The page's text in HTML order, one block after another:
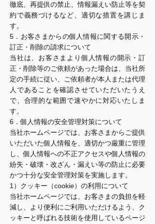
徹底、再提供の禁止、情報漏えい防止等を契
約で義務づけるなど、適切な措置を講じま
す。
5．お客さまからの個人情報に関する開示・
訂正・削除の請求について
当社は、お客さまより個人情報の開示・訂
正・削除等のご依頼があった場合は、当社所
定の手続に従い、ご依頼者が本人または代理
人であることを確認させていただいたうえ
で、合理的な範囲で速やかに対応いたしま
す。
6．個人情報の安全管理対策について
当社ホームページでは、お客さまからご提供
いただいた個人情報を、適切かつ厳重に管理
し、個人情報への不正アクセスや個人情報の
紛失・破壊・改ざん・漏えい等の防止に必要
かつ十分な安全管理対策を実施します。
1）クッキー（cookie）の利用について
当社ホームページでは、お客さまの負担を軽
減し、より便利にご利用いただけるよう、ク
ッキーと呼ばれる技術を使用しているページ